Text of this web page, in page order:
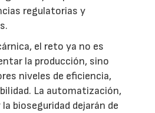
regulatorias y
el reto ya no es
la producción, sino
niveles de eficiencia,
La automatización,
bioseguridad dejarán de